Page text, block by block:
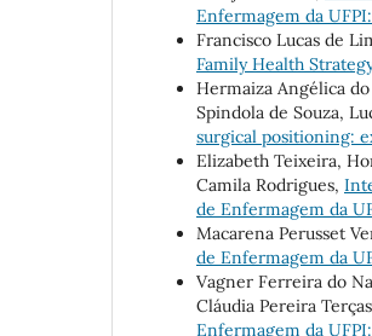
Enfermagem da
Francisco Lucas de
Family Health
Hermaiza Angélica
Spindola de Souza,
surgical positioning:
Elizabeth Teixeira,
Camila Rodrigues,
de Enfermagem da
Macarena Perusset
de Enfermagem da
Vagner Ferreira do
Cláudia Pereira
Enfermagem da